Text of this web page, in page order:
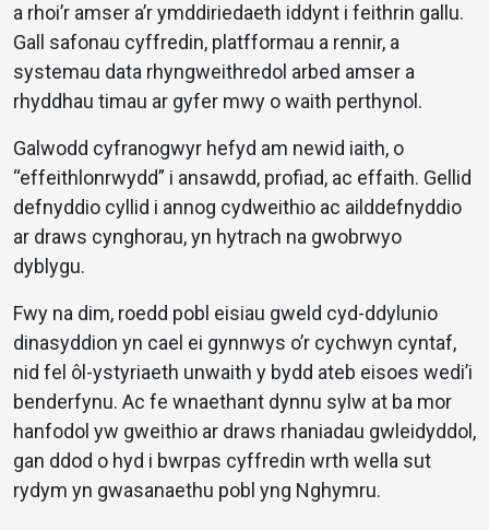
a rhoi’r amser a’r ymddiriedaeth iddynt i feithrin gallu.
Gall safonau cyffredin, platfformau a rennir, a
systemau data rhyngweithredol arbed amser a
rhyddhau timau ar gyfer mwy o waith perthynol.
Galwodd cyfranogwyr hefyd am newid iaith, o
“effeithlonrwydd” i ansawdd, profiad, ac effaith. Gellid
defnyddio cyllid i annog cydweithio ac ailddefnyddio
ar draws cynghorau, yn hytrach na gwobrwyo
dyblygu.
Fwy na dim, roedd pobl eisiau gweld cyd-ddylunio
dinasyddion yn cael ei gynnwys o’r cychwyn cyntaf,
nid fel ôl-ystyriaeth unwaith y bydd ateb eisoes wedi’i
benderfynu. Ac fe wnaethant dynnu sylw at ba mor
hanfodol yw gweithio ar draws rhaniadau gwleidyddol,
gan ddod o hyd i bwrpas cyffredin wrth wella sut
rydym yn gwasanaethu pobl yng Nghymru.